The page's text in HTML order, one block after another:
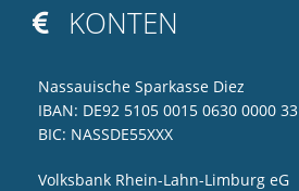
 KONTEN
Nassauische Sparkasse Diez
IBAN: DE92 5105 0015 0630 0000 33
BIC: NASSDE55XXX
Volksbank Rhein-Lahn-Limburg eG